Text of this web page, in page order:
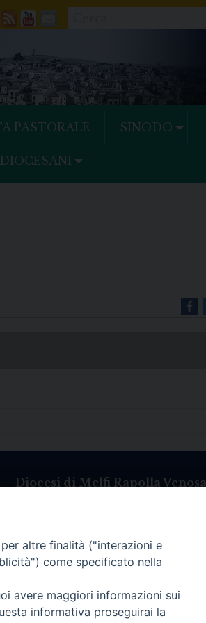
FeedsYoutube
Mail
PASTORALE SINODO
Diocesi di Melfi Rapolla Venosa
altre finalità ("interazioni e
come specificato nella
avere maggiori informazioni sui
informativa proseguirai la